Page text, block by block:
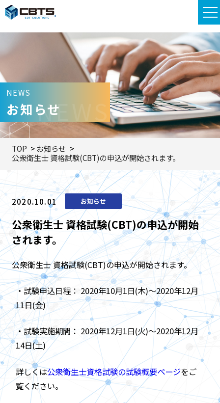
NEWS
お知らせNEWS
TOP
お知らせ
公衆衛生士 資格試験(CBT)の申込が開始されます。
2020.10.01 お知らせ
公衆衛生士 資格試験(CBT)の申込が開始
されます。
公衆衛生士 資格試験(CBT)の申込が開始されます。
・試験申込日程： 2020年10月1日(木)～2020年12月
11日(金)
・試験実施期間： 2020年12月1日(火)～2020年12月
14日(土)
詳しくは公衆衛生士資格試験の試験概要ページをご
覧ください。